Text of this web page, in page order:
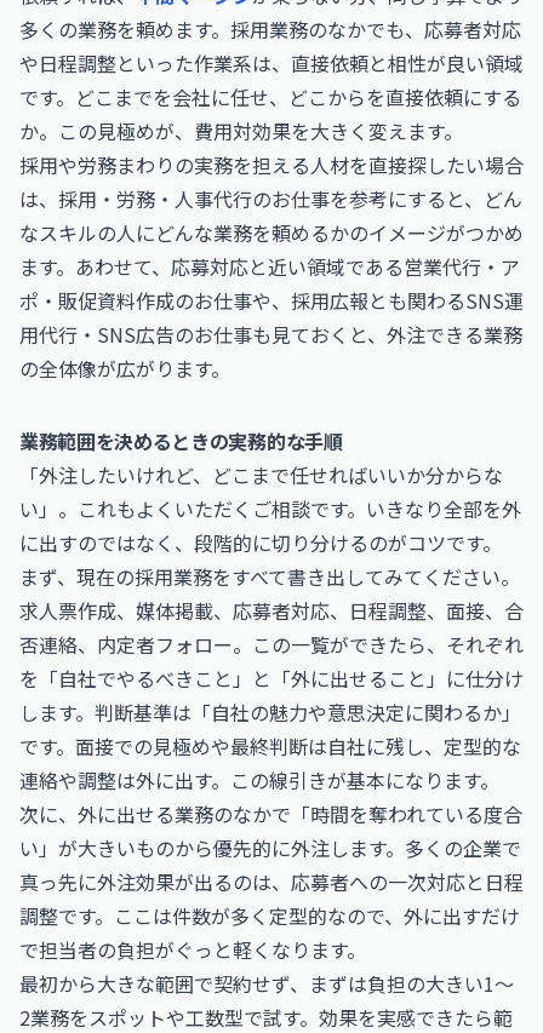
多くの業務を頼めます。採用業務のなかでも、応募者対応
や日程調整といった作業系は、直接依頼と相性が良い領域
です。どこまでを会社に任せ、どこからを直接依頼にする
か。この見極めが、費用対効果を大きく変えます。
採用や労務まわりの実務を担える人材を直接探したい場合
は、 採用・労務・人事代行のお仕事を参考にすると、どん
なスキルの人にどんな業務を頼めるかのイメージがつかめ
ます。あわせて、応募対応と近い領域である営業代行・ア
ポ・販促資料作成のお仕事や、採用広報とも関わるSNS運
用代行・SNS広告のお仕事も見ておくと、外注できる業務
の全体像が広がります。
業務範囲を決めるときの実務的な手順
「外注したいけれど、どこまで任せればいいか分からな
い」。これもよくいただくご相談です。いきなり全部を外
に出すのではなく、段階的に切り分けるのがコツです。
まず、現在の採用業務をすべて書き出してみてください。
求人票作成、媒体掲載、応募者対応、日程調整、面接、合
否連絡、内定者フォロー。この一覧ができたら、それぞれ
を「自社でやるべきこと」と「外に出せること」に仕分け
します。判断基準は「自社の魅力や意思決定に関わるか」
です。面接での見極めや最終判断は自社に残し、定型的な
連絡や調整は外に出す。この線引きが基本になります。
次に、外に出せる業務のなかで「時間を奪われている度合
い」が大きいものから優先的に外注します。多くの企業で
真っ先に外注効果が出るのは、応募者への一次対応と日程
調整です。ここは件数が多く定型的なので、外に出すだけ
で担当者の負担がぐっと軽くなります。
最初から大きな範囲で契約せず、まずは負担の大きい1〜
2業務をスポットや工数型で試す。効果を実感できたら範